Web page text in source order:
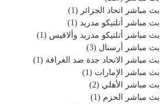
بث مباشر اتحاد الجزائر (1)
بث مباشر أتلتيكو مدريد (1)
بث مباشر أتلتيكو مدريد وألافيس (1)
بث مباشر أرسنال (3)
بث مباشر الاتحاد جدة ضد الغرافة (1)
بث مباشر الإمارات (1)
بث مباشر الأهلي (2)
بث مباشر الحزم (1)